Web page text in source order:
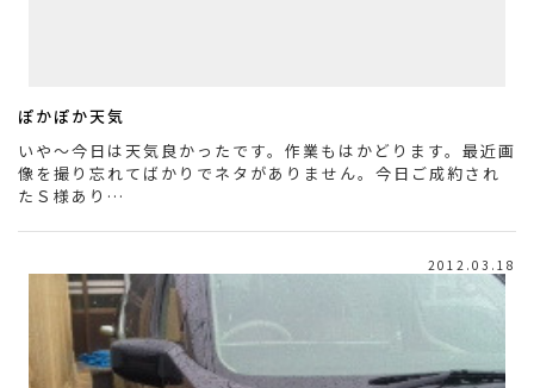
ぽかぽか天気
いや～今日は天気良かったです。作業もはかどります。最近画
像を撮り忘れてばかりでネタがありません。今日ご成約され
たＳ様あり…
2012.03.18